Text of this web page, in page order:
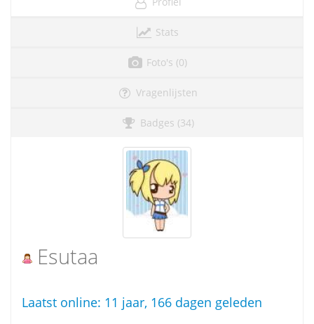
Stats
Foto's (0)
Vragenlijsten
Badges (34)
Esutaa
Laatst online: 11 jaar, 166 dagen geleden